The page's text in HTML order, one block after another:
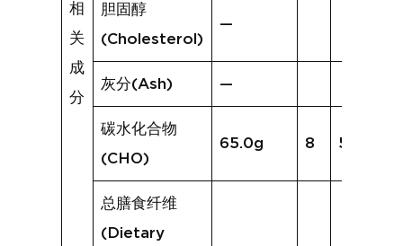
相
关
成
分
胆固醇
(Cholesterol)
—
灰分(Ash) —
碳水化合物
(CHO)
65.0g 8 58.5g
总膳食纤维
(Dietary